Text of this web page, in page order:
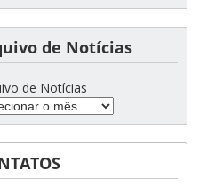
de Notícias
de Notícias